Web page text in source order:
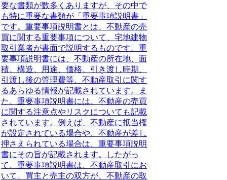
要な書類が数多くありますが、その中で
も特に重要な書類が「重要事項説明書」
です。重要事項説明書とは、不動産の売
買に関する重要事項について、宅地建物
取引業者が書面で説明するものです。重
要事項説明書には、不動産の所在地、面
積、構造、用途、価格、引き渡し時期、
引渡し後の管理費等、不動産取引に関す
るあらゆる情報が記載されています。ま
た、重要事項説明書には、不動産の売買
に関する注意点やリスクについても記載
されています。例えば、不動産に抵当権
が設定されている場合や、不動産が差し
押さえられている場合は、重要事項説明
書にその旨が記載されます。したがっ
て、重要事項説明書は、不動産取引にお
いて、買主と売主の双方が、不動産の取